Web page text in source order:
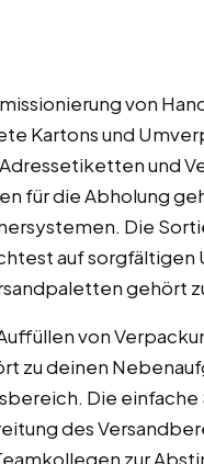
von
Kartons und
und
für die Abholung
Die
auf
gehört
von
zu deinen
Die
des
zur